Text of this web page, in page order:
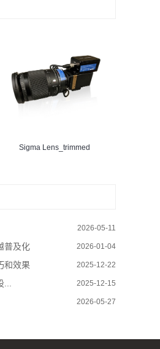
Sigma Lens_trimmed
2026-05-11
普及化 2026-01-04
和效果 2025-12-22
... 2025-12-15
2026-05-27